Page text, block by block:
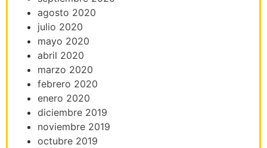
agosto 2020
julio 2020
mayo 2020
abril 2020
marzo 2020
febrero 2020
enero 2020
diciembre 2019
noviembre 2019
octubre 2019